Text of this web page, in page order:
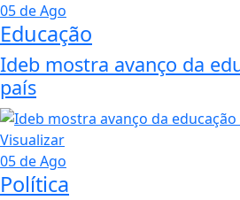
05 de Ago
Educação
Ideb mostra avanço da
país
Visualizar
05 de Ago
Política